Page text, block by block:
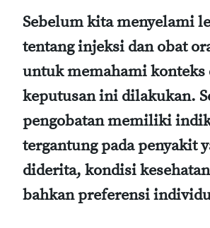
Sebelum kita menyelami
tentang injeksi dan obat
untuk memahami konteks
keputusan ini dilakukan.
pengobatan memiliki
tergantung pada penyakit
diderita, kondisi
bahkan preferensi